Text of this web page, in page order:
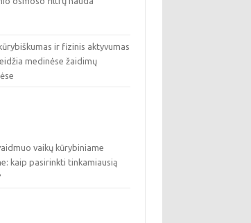
ir fizinis aktyvumas
medinėse žaidimų
vaikų kūrybiniame
kaip pasirinkti tinkamiausią